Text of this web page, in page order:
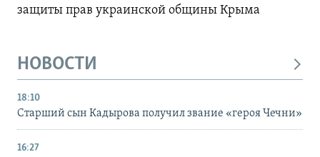
защиты прав украинской общины Крыма
НОВОСТИ
18:10
Старший сын Кадырова получил звание «героя Чечни»
16:27